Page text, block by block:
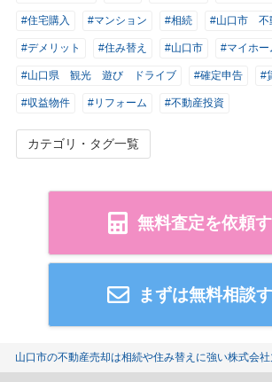
#住宅購入 #マンション #相続 #山口市 不
#デメリット #住み替え #山口市 #マイホー
#山口県 観光 遊び ドライブ #確定申告 #
#収益物件 #リフォーム #不動産投資
カテゴリ・タグ一覧
無料査定を依頼
まずは無料相談
山口市の不動産売却は相続や住み替えに強い株式会